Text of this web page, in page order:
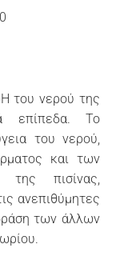
του νερού της
Το
του νερού,
και των
της πισίνας,
ανεπιθύμητες
των άλλων